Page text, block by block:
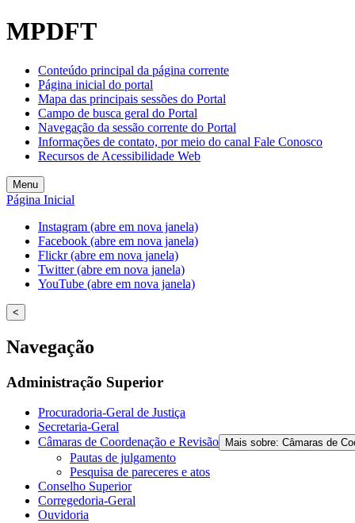
MPDFT
Conteúdo principal da página corrente
Página inicial do portal
Mapa das principais sessões do Portal
Campo de busca geral do Portal
Navegação da sessão corrente do Portal
Informações de contato, por meio do canal Fale Conosco
Recursos de Acessibilidade Web
Menu
Página Inicial
Instagram (abre em nova janela)
Facebook (abre em nova janela)
Flickr (abre em nova janela)
Twitter (abre em nova janela)
YouTube (abre em nova janela)
<
Navegação
Administração Superior
Procuradoria-Geral de Justiça
Secretaria-Geral
Câmaras de Coordenação e Revisão
Mais sobre: Câmaras de
Pautas de julgamento
Pesquisa de pareceres e atos
Conselho Superior
Corregedoria-Geral
Ouvidoria